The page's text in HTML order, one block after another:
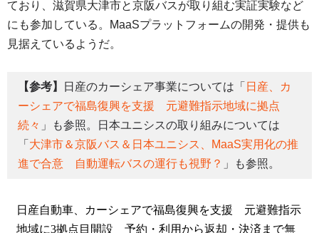
ており、滋賀県大津市と京阪バスが取り組む実証実験など
にも参加している。MaaSプラットフォームの開発・提供も
見据えているようだ。
【参考】 日産のカーシェア事業については「 日産、カ
ーシェアで福島復興を支援 元避難指示地域に拠点
続々 」も参照。日本ユニシスの取り組みについては
「 大津市＆京阪バス＆日本ユニシス、MaaS実用化の推
進で合意 自動運転バスの運行も視野？ 」も参照。
日産自動車、カーシェアで福島復興を支援 元避難指示
地域に3拠点目開設 予約・利用から返却・決済まで無